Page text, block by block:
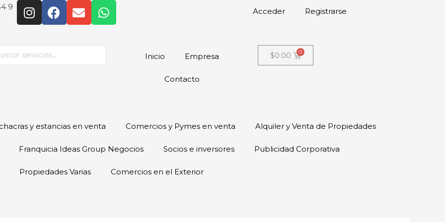
9 Acceder Registrarse
Inicio Empresa
Contacto
$0.00
y estancias en venta Comercios y Pymes en venta Alquiler y Venta de Propiedades
Franquicia Ideas Group Negocios Socios e inversores Publicidad Corporativa
Propiedades Varias Comercios en el Exterior